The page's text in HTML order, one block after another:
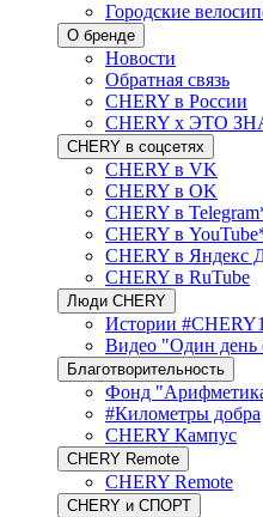
Городские
О бренде
Новости
Обратная связь
CHERY в России
CHERY x ЭТО
CHERY в соцсетях
CHERY в VK
CHERY в OK
CHERY в
CHERY в
CHERY в Яндекс
CHERY в RuTube
Люди CHERY
Истории
Видео "Один день
Благотворительность
Фонд
#Километры добра
CHERY Кампус
CHERY Remote
CHERY Remote
CHERY и СПОРТ